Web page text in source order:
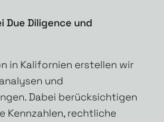
Diligence und
in Kalifornien erstellen wir
und
Dabei berücksichtigen
Kennzahlen, rechtliche